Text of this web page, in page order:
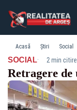
Acasă Știri Social
SOCIAL· 2 min citire
Retragere